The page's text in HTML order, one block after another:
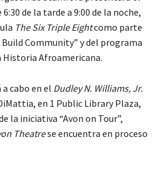
de la tarde a 9:00 de la noche,
The Six Triple Eightcomo parte
Community” y del programa
Historia Afroamericana.
cabo en el Dudley N. Williams, Jr.
en 1 Public Library Plaza,
la iniciativa “Avon on Tour”,
Theatrese encuentra en proceso